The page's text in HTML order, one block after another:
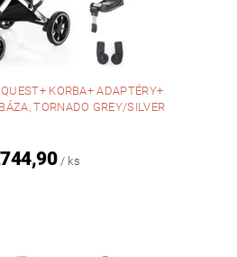
KORBA+ ADAPTÉRY+
TORNADO GREY/SILVER
/ ks